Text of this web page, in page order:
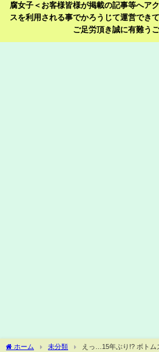
腐女子＜お客様皆様が掲載の記事等へア
スを利用される事でかろうじて運営でき
ご足労頂き誠に有難う
ホーム 未分類
えっ…15年ぶり!? ボトム